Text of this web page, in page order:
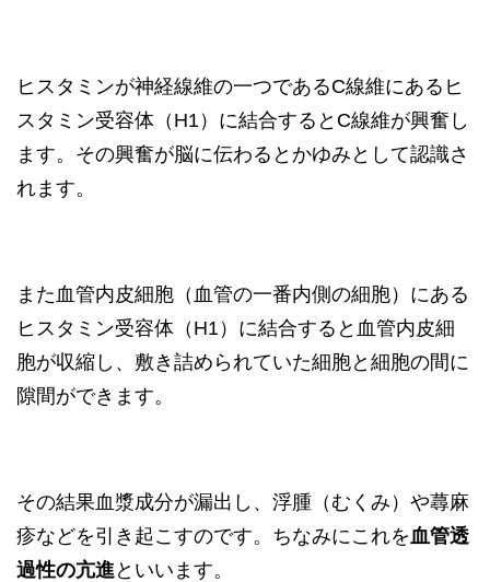
ヒスタミンが神経線維の一つであるC線維にあるヒ
スタミン受容体（H1）に結合するとC線維が興奮し
ます。その興奮が脳に伝わるとかゆみとして認識さ
れます。
また血管内皮細胞（血管の一番内側の細胞）にある
ヒスタミン受容体（H1）に結合すると血管内皮細
胞が収縮し、敷き詰められていた細胞と細胞の間に
隙間ができます。
その結果血漿成分が漏出し、浮腫（むくみ）や蕁麻
疹などを引き起こすのです。ちなみにこれを 血管透
過性の亢進 といいます。